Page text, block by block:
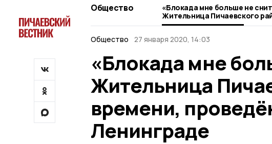
Общество
«Блокада мне больше не
Жительница Пичаевского
времени, проведённом в
Общество
27 января 2020, 14:03
«Блокада мне
Жительница
времени,
Ленинграде